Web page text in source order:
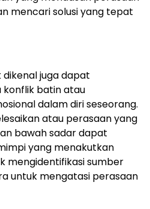
mencari solusi yang tepat
juga dapat
batin atau
dalam diri seseorang.
atau perasaan yang
bawah sadar dapat
yang menakutkan
mengidentifikasi sumber
untuk mengatasi perasaan